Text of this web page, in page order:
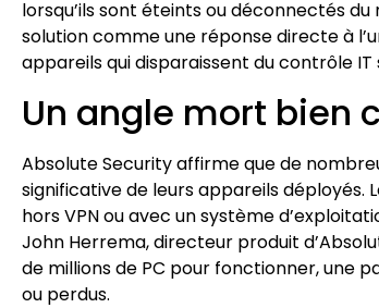
lorsqu’ils sont éteints ou déconnectés
solution comme une réponse directe à
appareils qui disparaissent du contrôle
Un angle mort bien
Absolute Security affirme que de
significative de leurs appareils déployés.
hors VPN ou avec un système
John Herrema, directeur produit
de millions de PC pour fonctionner, une
ou perdus.